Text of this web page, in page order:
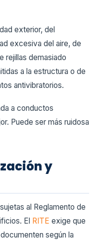
exterior, del
excesiva del aire, de
rejillas demasiado
a la estructura o de
antivibratorios.
a conductos
Puede ser más ruidosa
y
al Reglamento de
El RITE exige que
según la